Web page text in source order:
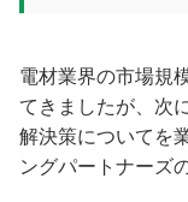
電材業界の市場規
てきましたが、次
解決策についてを
ングパートナーズ